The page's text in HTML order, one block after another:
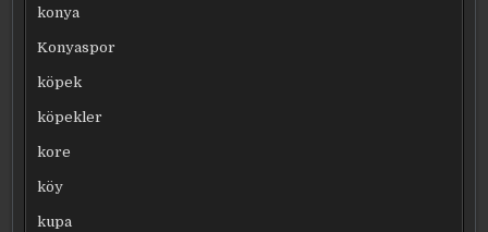
konya
Konyaspor
köpek
köpekler
kore
köy
kupa